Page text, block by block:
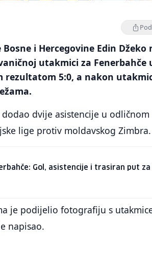
i Hercegovine Edin Džeko
utakmici za Fenerbahče
rezultatom 5:0, a nakon
dvije asistencije u odličnom
lige protiv moldavskog Zimbra.
Gol, asistencije i trasiran put za
je podijelio fotografiju s
napisao.